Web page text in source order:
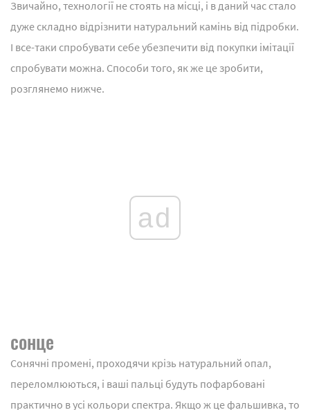
Звичайно, технології не стоять на місці, і в даний час стало
дуже складно відрізнити натуральний камінь від підробки.
І все-таки спробувати себе убезпечити від покупки імітації
спробувати можна. Способи того, як же це зробити,
розглянемо нижче.
ad
сонце
Сонячні промені, проходячи крізь натуральний опал,
переломлюються, і ваші пальці будуть пофарбовані
практично в усі кольори спектра. Якщо ж це фальшивка, то